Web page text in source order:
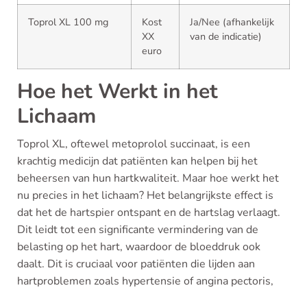
Toprol XL 100 mg
Kost
XX
euro
Ja/Nee (afhankelijk
van de indicatie)
Hoe het Werkt in het
Lichaam
Toprol XL, oftewel metoprolol succinaat, is een
krachtig medicijn dat patiënten kan helpen bij het
beheersen van hun hartkwaliteit. Maar hoe werkt het
nu precies in het lichaam? Het belangrijkste effect is
dat het de hartspier ontspant en de hartslag verlaagt.
Dit leidt tot een significante vermindering van de
belasting op het hart, waardoor de bloeddruk ook
daalt. Dit is cruciaal voor patiënten die lijden aan
hartproblemen zoals hypertensie of angina pectoris,